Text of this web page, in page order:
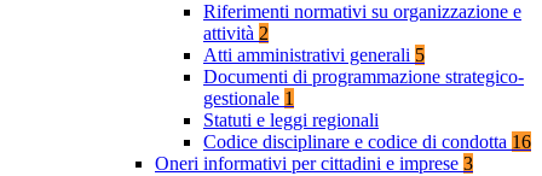
Riferimenti normativi su organizzazione e
attività 2
Atti amministrativi generali 5
Documenti di programmazione strategico-
gestionale 1
Statuti e leggi regionali
Codice disciplinare e codice di condotta 16
Oneri informativi per cittadini e imprese 3